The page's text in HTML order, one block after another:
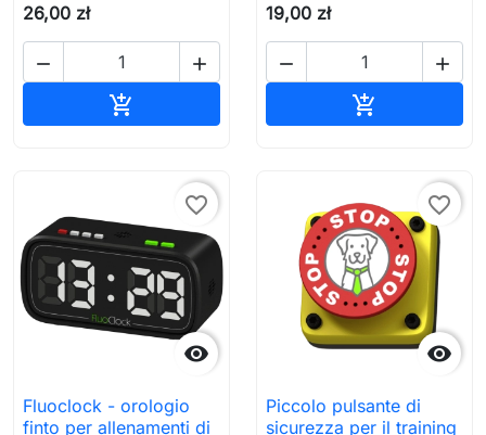
26,00 zł
 

19,00 zł
 


favorite_border
Fluoclock - orologio
finto per allenamenti di

favorite_border
Piccolo pulsante di
sicurezza per il training